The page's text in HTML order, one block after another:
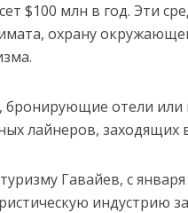
$100 млн в год. Эти
охрану
бронирующие отели
лайнеров,
Гавайев, с
индустрию